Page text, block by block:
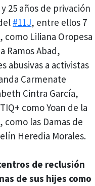
25 años de privación
#11J, entre ellos 7
como Liliana Oropesa
Ramos Abad,
abusivas a activistas
Carmenate
Cintra García,
como Yoan de la
las Damas de
Heredia Morales.
de reclusión
de sus hijes como